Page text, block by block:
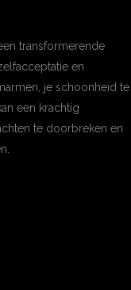
transformerende
en
je schoonheid te
een krachtig
te doorbreken en